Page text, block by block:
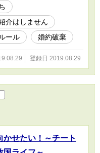
介はしません
ール 婚約破棄
登録日 2019.08.29
せたい！～チート